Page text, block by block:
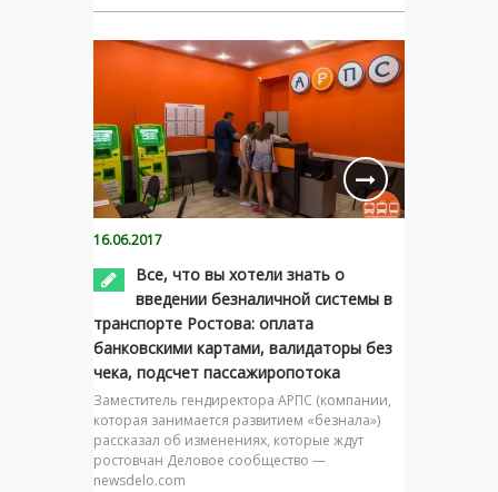
16.06.2017
Все, что вы хотели знать о
введении безналичной системы в
транспорте Ростова: оплата
банковскими картами, валидаторы без
чека, подсчет пассажиропотока
Заместитель гендиректора АРПС (компании,
которая занимается развитием «безнала»)
рассказал об изменениях, которые ждут
ростовчан Деловое сообщество —
newsdelo.com